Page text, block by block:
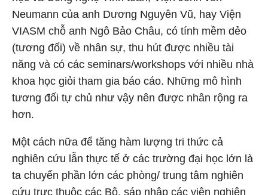
Neumann của anh Dương Nguyên Vũ, hay Viện
VIASM chỗ anh Ngô Bảo Châu, có tính mềm dẻo
(tương đối) về nhân sự, thu hút được nhiều tài
năng và có các seminars/workshops với nhiều nhà
khoa học giỏi tham gia báo cáo. Những mô hình
tương đối tự chủ như vậy nên được nhân rộng ra
hơn.
Một cách nữa để tăng hàm lượng tri thức cả
nghiên cứu lẫn thực tế ở các trường đại học lớn là
ta chuyển phần lớn các phòng/ trung tâm nghiên
cứu trực thuộc các Bộ, sáp nhập các viện nghiên